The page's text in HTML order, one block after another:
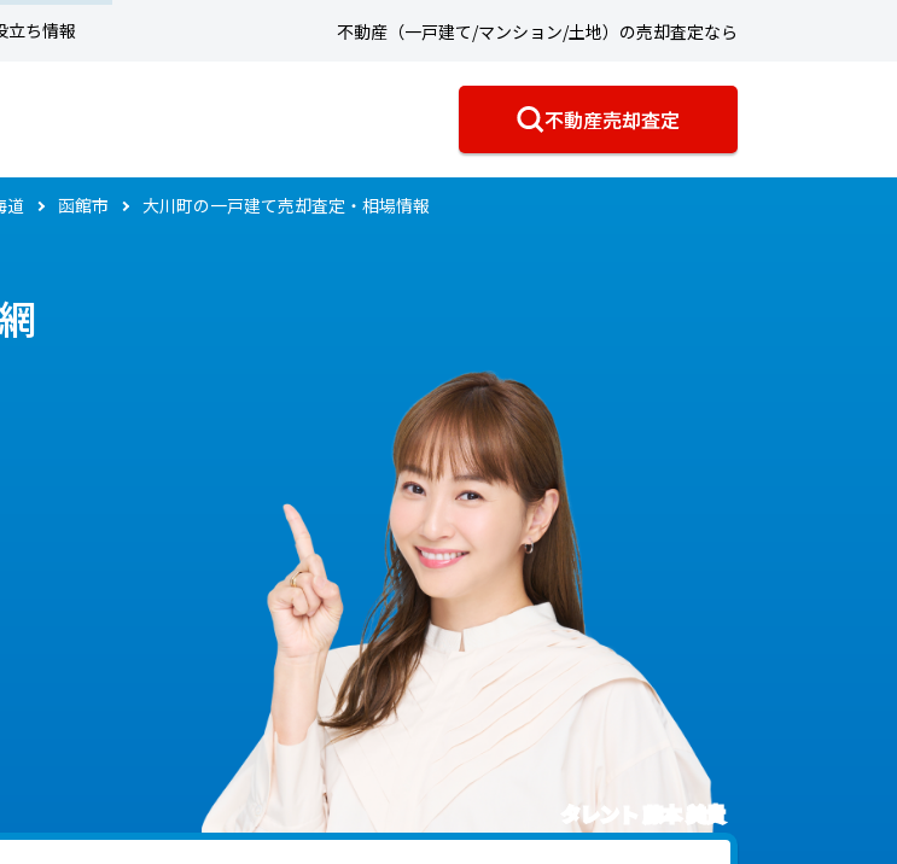
立ち情報 不動産（一戸建て/マンション/土地）の売却査定なら
不動産売却査定
道 函館市 大川町の一戸建て売却査定・相場情報
タレント 藤本 美貴